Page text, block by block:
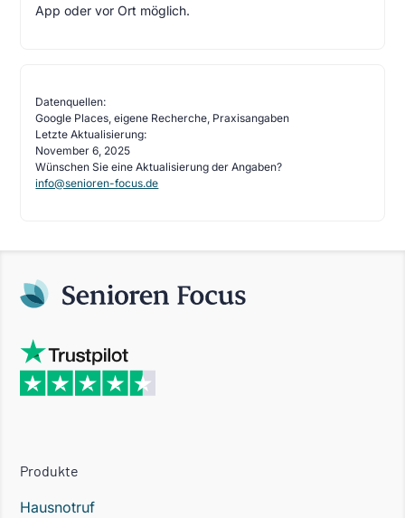
App oder vor Ort möglich.
Datenquellen:
Google Places, eigene Recherche, Praxisangaben
Letzte Aktualisierung:
November 6, 2025
Wünschen Sie eine Aktualisierung der Angaben?
info@senioren-focus.de
Produkte
Hausnotruf